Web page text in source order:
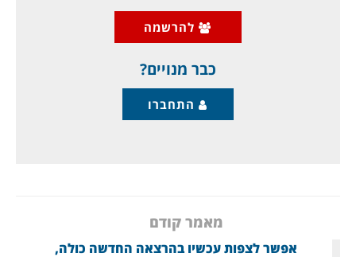
אל-ראפקי. הם חצו את הפירנאים לצרפת של היום,
הגיעו עד לעמק הלואר, והתקדמו צפונה לכיוון טור,
להרשמה
כבר מנויים?
התחברו
מאמר קודם
אפשר לצפות עכשיו בהרצאה החדשה כולה,